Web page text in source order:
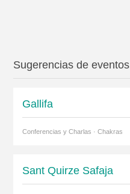
Sugerencias de eventos
Gallifa
Conferencias y Charlas · Chakras
Sant Quirze Safaja